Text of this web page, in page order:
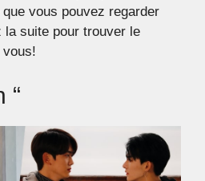
vous pouvez regarder
la suite pour trouver le
vous!
“